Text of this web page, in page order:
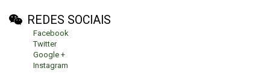
REDES SOCIAIS
Facebook
Twitter
Google +
Instagram